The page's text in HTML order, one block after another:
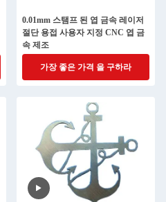
0.01mm 스탬프 된 엽 금속 레이저
절단 용접 사용자 지정 CNC 엽 금
속 제조
가장 좋은 가격 을 구하라